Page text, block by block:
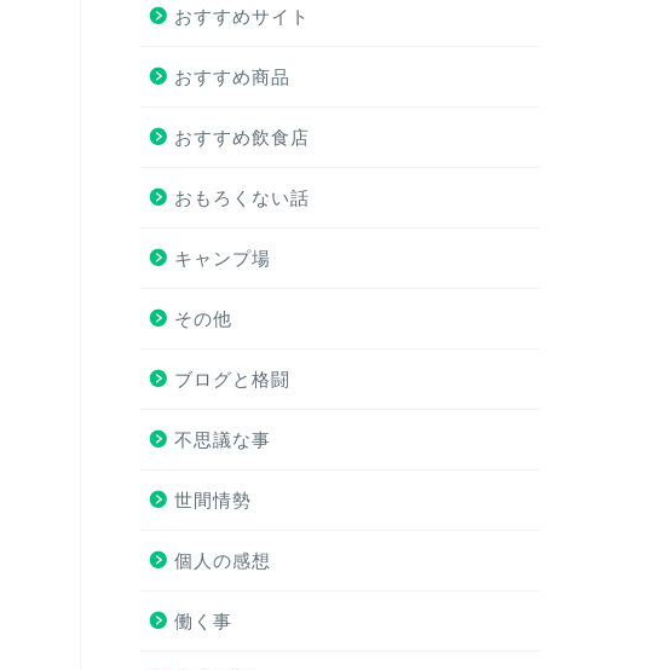
おすすめサイト
おすすめ商品
おすすめ飲食店
おもろくない話
キャンプ場
その他
ブログと格闘
不思議な事
世間情勢
個人の感想
働く事